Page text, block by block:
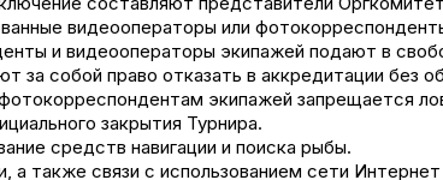
видеооператоры или
и видеооператоры экипажей подают в
за собой право отказать в аккредитации без
экипажей запрещается
закрытия Турнира.
средств навигации и поиска рыбы.
а также связи с использованием сети